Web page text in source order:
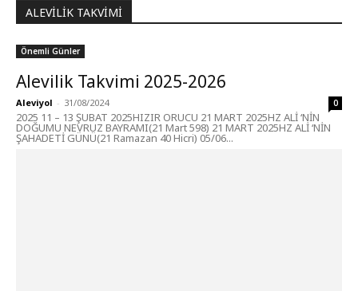
ALEVILIK TAKVIMI
Önemli Günler
Alevilik Takvimi 2025-2026
Aleviyol - 31/08/2024 0
2025 11 – 13 ŞUBAT 2025HIZIR ORUCU 21 MART 2025HZ ALİ ‘NİN
DOĞUMU NEVRUZ BAYRAMI(21 Mart 598) 21 MART 2025HZ ALİ ‘NİN
ŞAHADETİ GÜNÜ(21 Ramazan 40 Hicri) 05/06...